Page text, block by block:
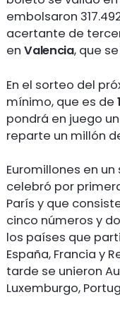
embolsaron
acertante de
enValencia, que
En el sorteo del
mínimo, que es de
pondrá en juego
reparte un millón
Euromillones en
celebró por
París y que
cinco números y
los países que
España, Francia y
tarde se unieron
Luxemburgo,